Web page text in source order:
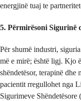
energjinë tuaj te
5. Përmirësoni Sigurinë
Për shumë industri,
më e mirë; është ligj. Kjo
shëndetësor, terapinë
pacientit rregullohet nga
Sigurimeve